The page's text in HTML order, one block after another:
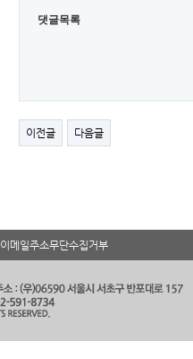
댓글목록
이전글 다음글
이메일주소무단수집거부